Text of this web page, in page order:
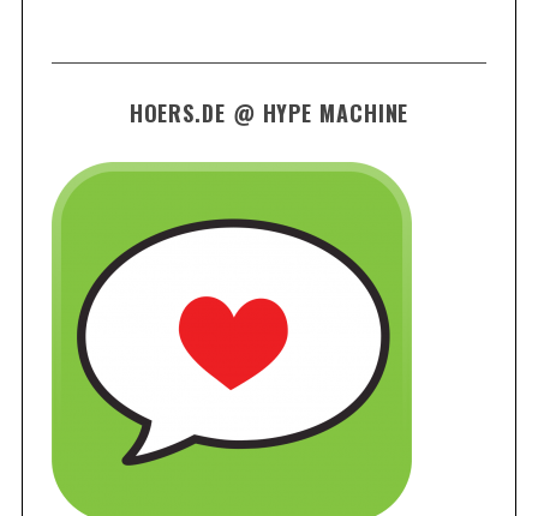
HOERS.DE @ HYPE MACHINE